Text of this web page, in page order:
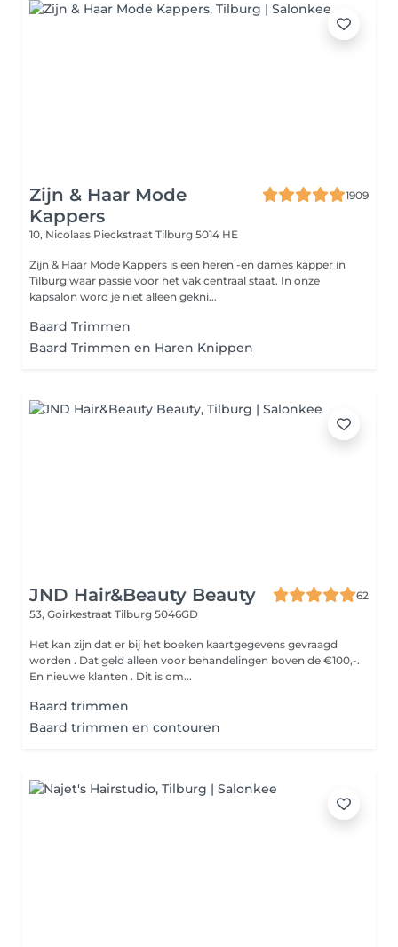
Zijn & Haar Mode
Kappers
1909
10, Nicolaas Pieckstraat Tilburg 5014 HE
Zijn & Haar Mode Kappers is een heren -en dames kapper in
Tilburg waar passie voor het vak centraal staat. In onze
kapsalon word je niet alleen gekni...
Baard Trimmen
Baard Trimmen en Haren Knippen
JND Hair&Beauty Beauty
62
53, Goirkestraat Tilburg 5046GD
Het kan zijn dat er bij het boeken kaartgegevens gevraagd
worden . Dat geld alleen voor behandelingen boven de €100,-.
En nieuwe klanten . Dit is om...
Baard trimmen
Baard trimmen en contouren